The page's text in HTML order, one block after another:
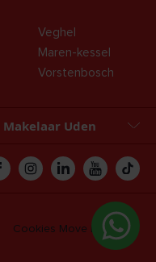
Veghel
Maren-kessel
Vorstenbosch
Makelaar Uden
Cookies Move login
Hypotheken